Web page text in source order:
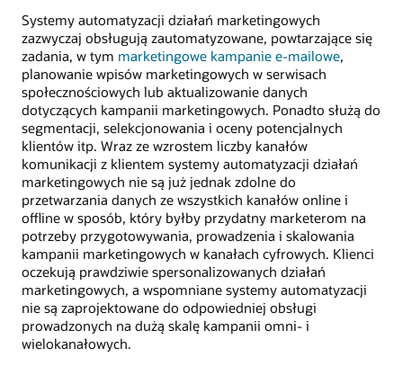
Systemy automatyzacji działań marketingowych
zazwyczaj obsługują zautomatyzowane, powtarzające się
zadania, w tym marketingowe kampanie e-mailowe,
planowanie wpisów marketingowych w serwisach
społecznościowych lub aktualizowanie danych
dotyczących kampanii marketingowych. Ponadto służą do
segmentacji, selekcjonowania i oceny potencjalnych
klientów itp. Wraz ze wzrostem liczby kanałów
komunikacji z klientem systemy automatyzacji działań
marketingowych nie są już jednak zdolne do
przetwarzania danych ze wszystkich kanałów online i
offline w sposób, który byłby przydatny marketerom na
potrzeby przygotowywania, prowadzenia i skalowania
kampanii marketingowych w kanałach cyfrowych. Klienci
oczekują prawdziwie spersonalizowanych działań
marketingowych, a wspomniane systemy automatyzacji
nie są zaprojektowane do odpowiedniej obsługi
prowadzonych na dużą skalę kampanii omni- i
wielokanałowych.